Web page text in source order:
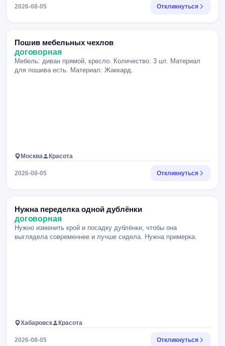
2026-08-05 Откликнуться
Пошив мебельных чехлов
договорная
Мебель: диван прямой, кресло. Количество: 3 шт. Материал
для пошива есть. Материал: Жаккард.
Москва Красота
2026-08-05 Откликнуться
Нужна переделка одной дублёнки
договорная
Нужно изменить крой и посадку дублёнки, чтобы она
выглядела современнее и лучше сидела. Нужна примерка.
Хабаровск Красота
2026-08-05 Откликнуться